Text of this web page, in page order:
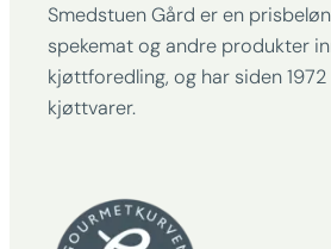
Smedstuen Gård er en
spekemat og andre produkter
kjøttforedling, og har siden
kjøttvarer.